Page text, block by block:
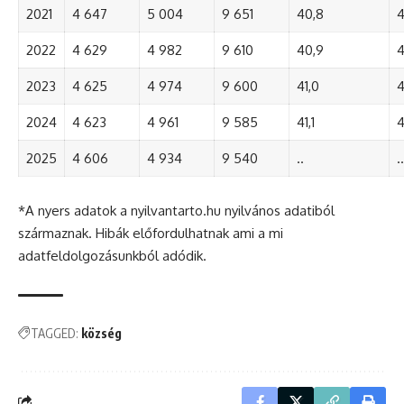
2021 4 647 5 004 9 651 40,8
2022 4 629 4 982 9 610 40,9
2023 4 625 4 974 9 600 41,0
2024 4 623 4 961 9 585 41,1
2025 4 606 4 934 9 540 .. ..
*A nyers adatok a nyilvantarto.hu nyilvános adatiból
származnak. Hibák előfordulhatnak ami a mi
adatfeldolgozásunkból adódik.
TAGGED: község